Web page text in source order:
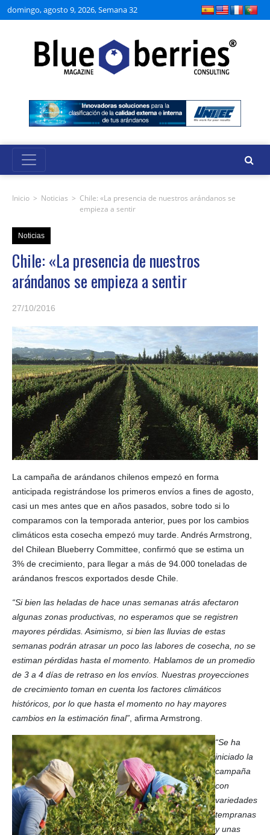
domingo, agosto 9, 2026, Semana 32
Inicio > Noticias > Chile: «La presencia de nuestros arándanos se
empieza a sentir
Noticias
Chile: «La presencia de nuestros
arándanos se empieza a sentir
27/10/2016
La campaña de arándanos chilenos empezó en forma
anticipada registrándose los primeros envíos a fines de agosto,
casi un mes antes que en años pasados, sobre todo si lo
comparamos con la temporada anterior, pues por los cambios
climáticos esta cosecha empezó muy tarde. Andrés Armstrong,
del Chilean Blueberry Committee, confirmó que se estima un
3% de crecimiento, para llegar a más de 94.000 toneladas de
arándanos frescos exportados desde Chile.
“Si bien las heladas de hace unas semanas atrás afectaron
algunas zonas productivas, no esperamos que se registren
mayores pérdidas. Asimismo, si bien las lluvias de estas
semanas podrán atrasar un poco las labores de cosecha, no se
estiman pérdidas hasta el momento. Hablamos de un promedio
de 3 a 4 días de retraso en los envíos. Nuestras proyecciones
de crecimiento toman en cuenta los factores climáticos
históricos, por lo que hasta el momento no hay mayores
cambios en la estimación final” , afirma Armstrong.
“Se ha
iniciado la
campaña
con
variedades
tempranas
y unas